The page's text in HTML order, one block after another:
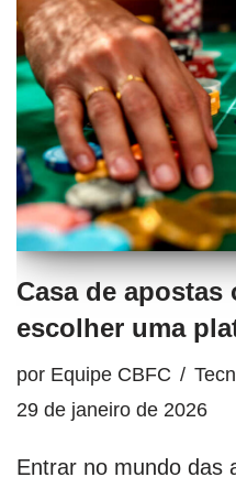
Casa de
escolher uma
por Equipe CBFC
29 de janeiro de 2026
Entrar no mundo das